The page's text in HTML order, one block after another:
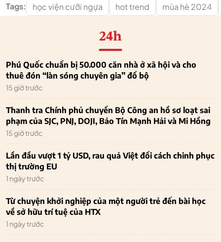
Tags: học viện cưỡi ngựa hot trend mùa hè 2024
24h
Phú Quốc chuẩn bị 50.000 căn nhà ở xã hội và cho
thuê đón “làn sóng chuyên gia” đổ bộ
15 giờ trước
Thanh tra Chính phủ chuyển Bộ Công an hồ sơ loạt sai
phạm của SJC, PNJ, DOJI, Bảo Tín Mạnh Hải và Mi Hồng
15 giờ trước
Lần đầu vượt 1 tỷ USD, rau quả Việt đổi cách chinh phục
thị trường EU
1 ngày trước
Từ chuyện khởi nghiệp của một người trẻ đến bài học
về sở hữu trí tuệ của HTX
1 ngày trước